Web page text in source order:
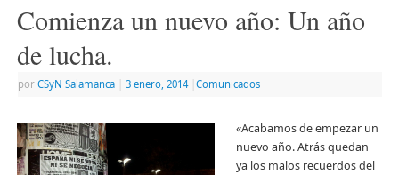
Comienza un nuevo año: Un año
de lucha.
por CSyN Salamanca 3 enero, 2014 Comunicados
«Acabamos de empezar un
nuevo año. Atrás quedan
ya los malos recuerdos del